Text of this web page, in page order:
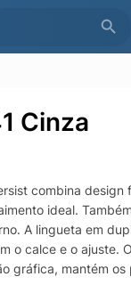
Cinza
combina
ideal.
A lingueta em
o calce e o ajuste.
gráfica, mantém